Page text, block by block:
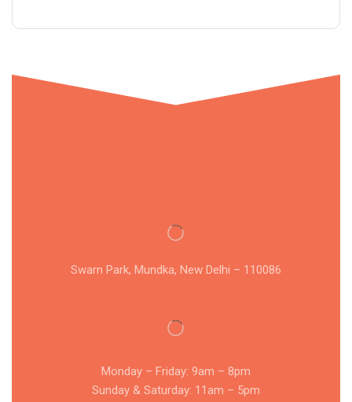
Swarn Park, Mundka, New Delhi – 110086
Monday – Friday: 9am – 8pm
Sunday & Saturday: 11am – 5pm